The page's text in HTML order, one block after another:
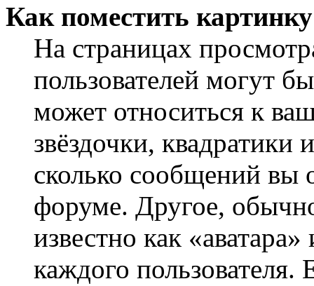
Как поместить
На страницах
пользователей могут
может относиться к
звёздочки,
сколько сообщений вы
форуме. Другое,
известно как
каждого